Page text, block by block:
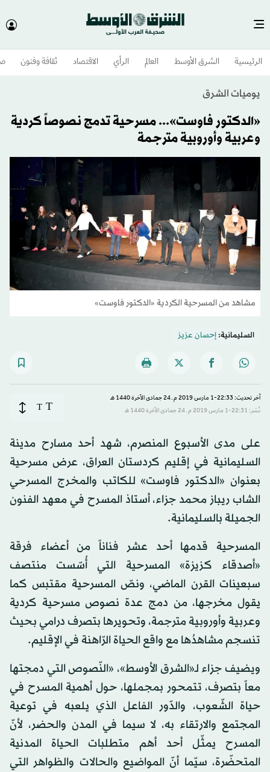
الرئيسية الشرق الأوسط​ العالم الرأي الاقتصاد ثقافة وفنون
يوميات الشرق
«الدكتور فاوست»... مسرحية تدمج نصوصاً كردية
وعربية وأوروبية مترجمة
مشاهد من المسرحية الكردية «الدكتور فاوست»
السليمانية:إحسان عزيز
آخر تحديث: 22:33-1 مارس 2019 م ـ 24 جمادى الآخرة 1440 هـ
نُشر: 22:31-1 مارس 2019 م ـ 24 جمادى الآخرة 1440 هـ
T
T
على مدى الأسبوع المنصرم، شهد أحد مسارح مدينة
السليمانية في إقليم كردستان العراق، عرض مسرحية
بعنوان «الدكتور فاوست» للكاتب والمخرج المسرحي
الشاب ريباز محمد جزاء، أستاذ المسرح في معهد الفنون
الجميلة بالسليمانية.
المسرحية قدمها أحد عشر فناناً من أعضاء فرقة
«أصدقاء كزيزة» المسرحية التي أُسّست منتصف
سبعينات القرن الماضي، ونصّ المسرحية مقتبس كما
يقول مخرجها، من دمج عدة نصوص مسرحية كردية
وعربية وأوروبية مترجمة، وتحويرها بتصرف درامي بحيث
تنسجم مشاهدُها مع واقع الحياة الرّاهنة في الإقليم.
ويضيف جزاء لـ«الشرق الأوسط»، «النّصوص التي دمجتها
معاً بتصرف، تتمحور بمجملها، حول أهمية المسرح في
حياة الشّعوب، والدّور الفاعل الذي يلعبه في توعية
المجتمع والارتقاء به، لا سيما في المدن والحضر، لأنّ
المسرح يمثّل أحد أهم متطلبات الحياة المدنية
المتحضّرة، سيّما أنّ المواضيع والحالات والظواهر التي